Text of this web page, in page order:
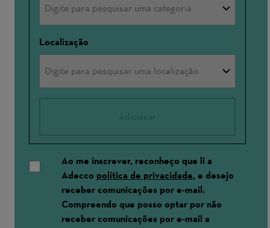
Localização
Ao me inscrever, reconheço que li a
Adecco política de privacidade, e desejo
receber comunicações por e-mail.
Compreendo que posso optar por não
receber comunicações por e-mail a